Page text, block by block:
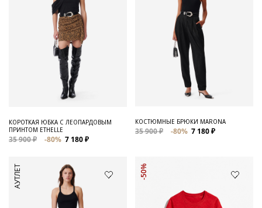
КОРОТКАЯ ЮБКА С ЛЕОПАРДОВЫМ
ПРИНТОМ ETHELLE
35 900 ₽ -80% 7 180 ₽
КОСТЮМНЫЕ БРЮКИ MARONA
35 900 ₽ -80% 7 180 ₽
АУТЛЕТ -50%